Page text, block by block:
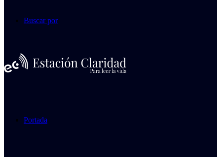
Buscar por
Portada